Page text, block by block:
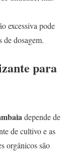
excessiva pode
de dosagem.
para
depende de
de cultivo e as
orgânicos são